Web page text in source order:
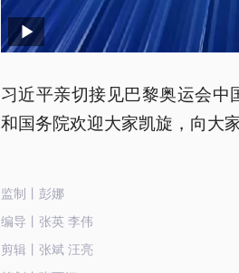
习近平亲切接见巴黎奥运会
和国务院欢迎大家凯旋，向大
监制丨彭娜
编导丨张英 李伟
剪辑丨张斌 汪亮